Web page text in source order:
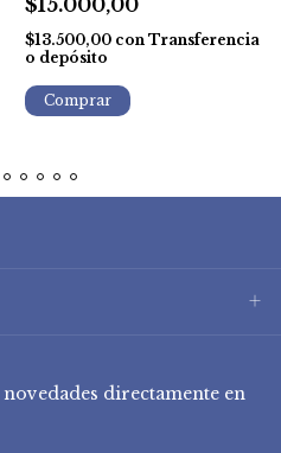
$15.000,00
$13.500,00 con Transferencia
o depósito
directamente en